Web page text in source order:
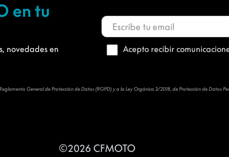
en tu
novedades en
Acepto recibir
General de Protección de Datos (RGPD) y a la Ley Orgánica 3/2018, de Protección de Datos
©2026 CFMOTO